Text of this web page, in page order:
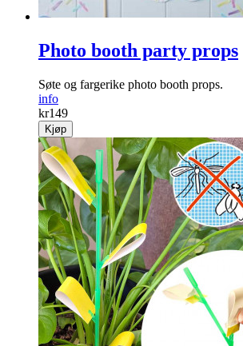
Photo booth party props
Søte og fargerike photo booth props.
info
kr149
Kjøp